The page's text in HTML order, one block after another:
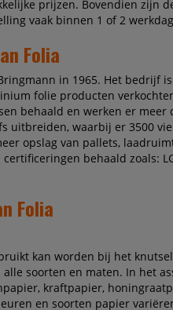
prijzen. Bovendien zijn
vaak binnen 1 of 2
Folia
in 1965. Het bedrijf
folie producten
behaald en werken er meer
uitbreiden, waarbij er 3500
opslag van pallets,
behaald zoals:
Folia
kan worden bij het
soorten en maten. In het
kraftpapier,
en soorten papier